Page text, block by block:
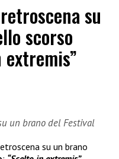
su
scorso
un brano del Festival
su un brano